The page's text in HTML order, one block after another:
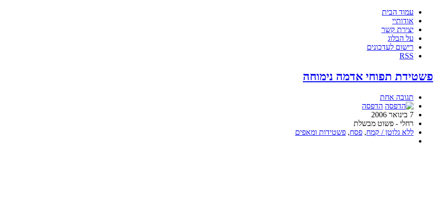
עמוד הבית
אודותיי
יצירת קשר
על הבלוג
רישום לעדכונים
RSS
פשטידת תפוחי אדמה נימוחה
תגובה אחת
הדפסה
7 בינואר 2006
רחלי - פשוט מבשלת
ללא גלוטן / קמח, פסח, פשטידות ומאפים